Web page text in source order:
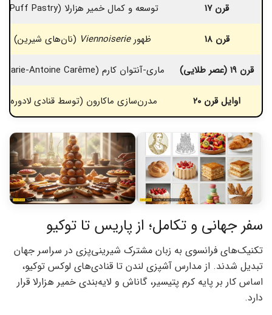
قرن ۱۷ توسعه و کمال خمیر هزارلا (Puff Pastry)
قرن ۱8 ظهورViennoiserie (نان‌های شیرین)
قرن ۱۹ (عصر طلایی) ماری-آنتوان کارم (Marie-Antoine Carême)
اوایل قرن ۲۰ مدرن‌سازی ماکارون (توسط قنادی لادوره)
سفر جهانی و تکامل؛ از پاریس تا توکیو
تکنیک‌های فرانسوی به زبان مشترک شیرینی‌پزی در سراسر جهان
تبدیل شدند. از مدارس آشپزی لندن تا قنادی‌های لوکس توکیو،
اساس کار بر پایه کرم پتیسیر، گاناش و لایه‌بندی خمیر هزارلا قرار
دارد.